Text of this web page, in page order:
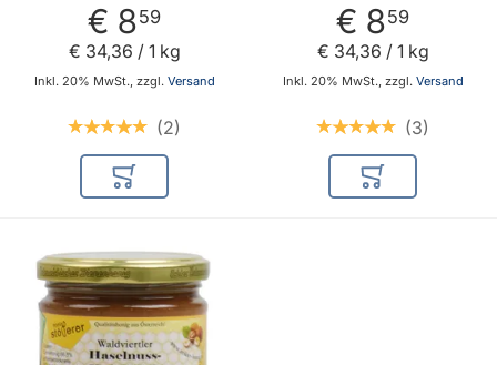
€ 859
Inkl. 20% MwSt., zzgl. Versand
€ 34,36 / 1 kg
2
In den Warenkorb
€ 859
Inkl. 20% MwSt., zzgl. Versand
€ 34,36 / 1 kg
3
In den